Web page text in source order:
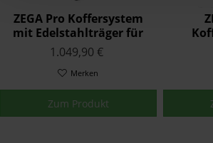
ZEGA Pro Koffersystem
mit Edelstahlträger für
Honda CRF1000L Africa
Twin bis '17
1.049,90 €
Merken
Zum Produkt